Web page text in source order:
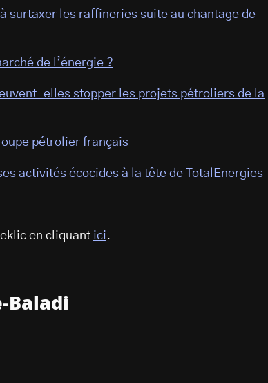
surtaxer les raffineries suite au chantage de
de l’énergie ?
elles stopper les projets pétroliers de la
pétrolier français
activités écocides à la tête de TotalEnergies
en cliquant ici.
Baladi